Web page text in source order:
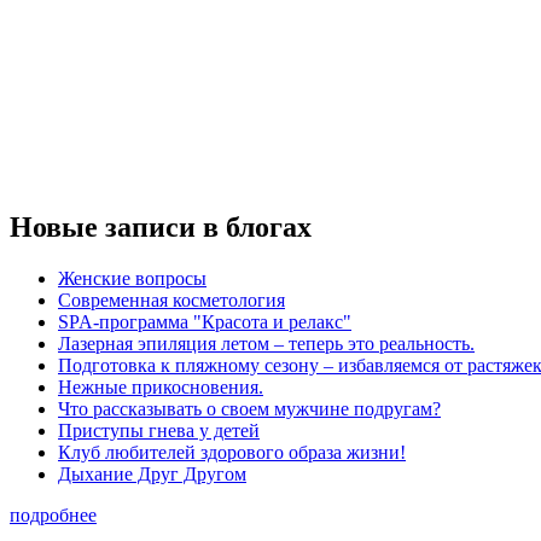
Новые записи в блогах
Женские вопросы
Современная косметология
SPA-программа "Красота и релакс"
Лазерная эпиляция летом – теперь это реальность.
Подготовка к пляжному сезону – избавляемся от
Нежные прикосновения.
Что рассказывать о своем мужчине подругам?
Приступы гнева у детей
Клуб любителей здорового образа жизни!
Дыхание Друг Другом
подробнее